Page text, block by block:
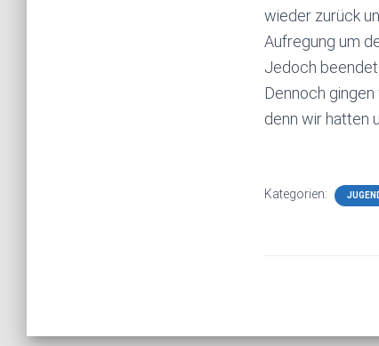
wieder zurück
Aufregung um
Jedoch
Dennoch
denn wir hatten
Kategorien: